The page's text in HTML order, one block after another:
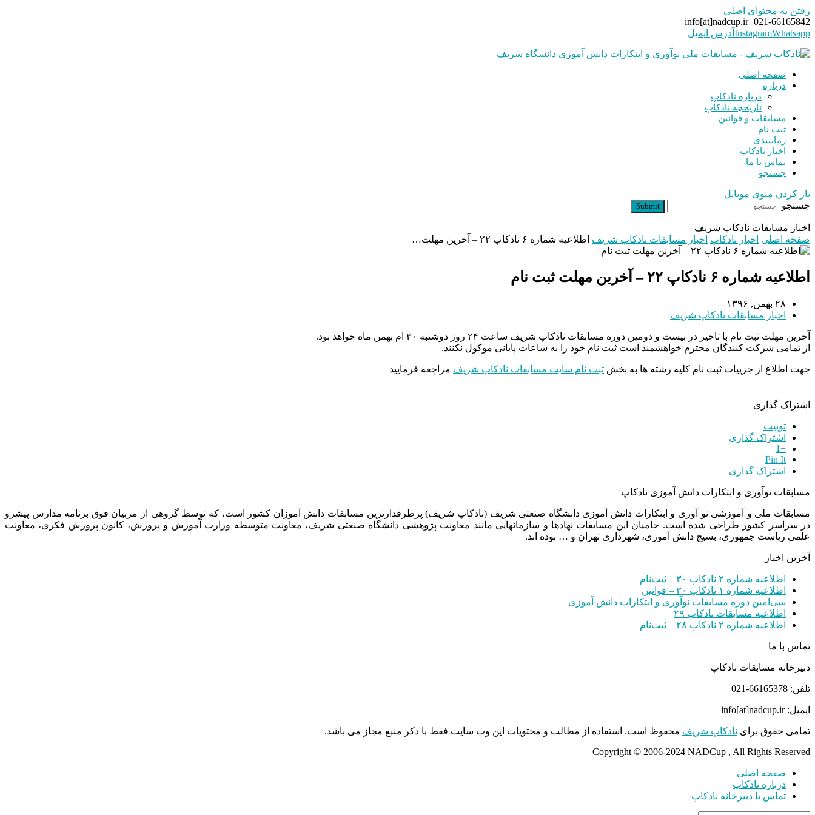
رفتن به محتوای اصلی
021-66165842
info[at]nadcup.ir
InstagramWhatsapp آدرس ایمیل
صفحه اصلی
درباره
درباره نادکاپ
تاریخچه نادکاپ
مسابقات و قوانین
ثبت نام
زمانبندی
اخبار نادکاپ
تماس با ما
جستجو
باز کردن منوی موبایل
جستجو
Submit
اخبار مسابقات نادکاپ شریف
صفحه اصلی اخبار نادکاپ اخبار مسابقات نادکاپ شریف اطلاعیه شماره ۶ نادکاپ ۲۲ – آخرین مهلت…
اطلاعیه شماره ۶ نادکاپ ۲۲ – آخرین مهلت ثبت نام
۲۸ بهمن, ۱۳۹۶
اخبار مسابقات نادکاپ شریف
آخرین مهلت ثبت نام با تاخیر در بیست و دومین دوره مسابقات نادکاپ شریف ساعت ۲۴ روز دوشنبه ۳۰ ام بهمن ماه خواهد بود.
از تمامی شرکت کنندگان محترم خواهشمند است ثبت نام خود را به ساعات پایانی موکول نکنند.
جهت اطلاع از جزییات ثبت نام کلیه رشته ها به بخش ثبت نام سایت مسابقات نادکاپ شریف مراجعه فرمایید
اشتراک گذاری
توییت
اشتراک گذاری
+1
Pin It
اشتراک گذاری
مسابقات نوآوری و ابتکارات دانش آموزی نادکاپ
مسابقات ملی و آموزشی نو آوری و ابتکارات دانش آموزی دانشگاه صنعتی شریف (نادکاپ شریف) پرطرفدارترین مسابقات دانش آموزان کشور است، که توسط گروهی از مربیان فوق برنامه مدارس پیشرو
در سراسر کشور طراحی شده است. حامیان این مسابقات نهادها و سازمانهایی مانند معاونت پژوهشی دانشگاه صنعتی شریف، معاونت متوسطه وزارت آموزش و پرورش، کانون پرورش فکری، معاونت
علمی ریاست جمهوری، بسیج دانش آموزی، شهرداری تهران و … بوده اند.
آخرین اخبار
اطلاعیه شماره ۲ نادکاپ ۳۰ – ثبت‌نام
اطلاعیه شماره ۱ نادکاپ ۳۰ – قوانین
سی‌امین دوره مسابقات نوآوری و ابتکارات دانش آموزی
اطلاعیه مسابقات نادکاپ ۲۹
اطلاعیه شماره ۲ نادکاپ ۲۸ – ثبت‌نام
تماس با ما
دبیرخانه مسابقات نادکاپ
تلفن: 66165378-021
ایمیل: info[at]nadcup.ir
تمامی حقوق برای نادکاپ شریف محفوظ است. استفاده از مطالب و محتویات این وب سایت فقط با ذکر منبع مجاز می باشد.
Copyright © 2006-2024 NADCup , All Rights Reserved
صفحه اصلی
درباره نادکاپ
تماس با دبیرخانه نادکاپ